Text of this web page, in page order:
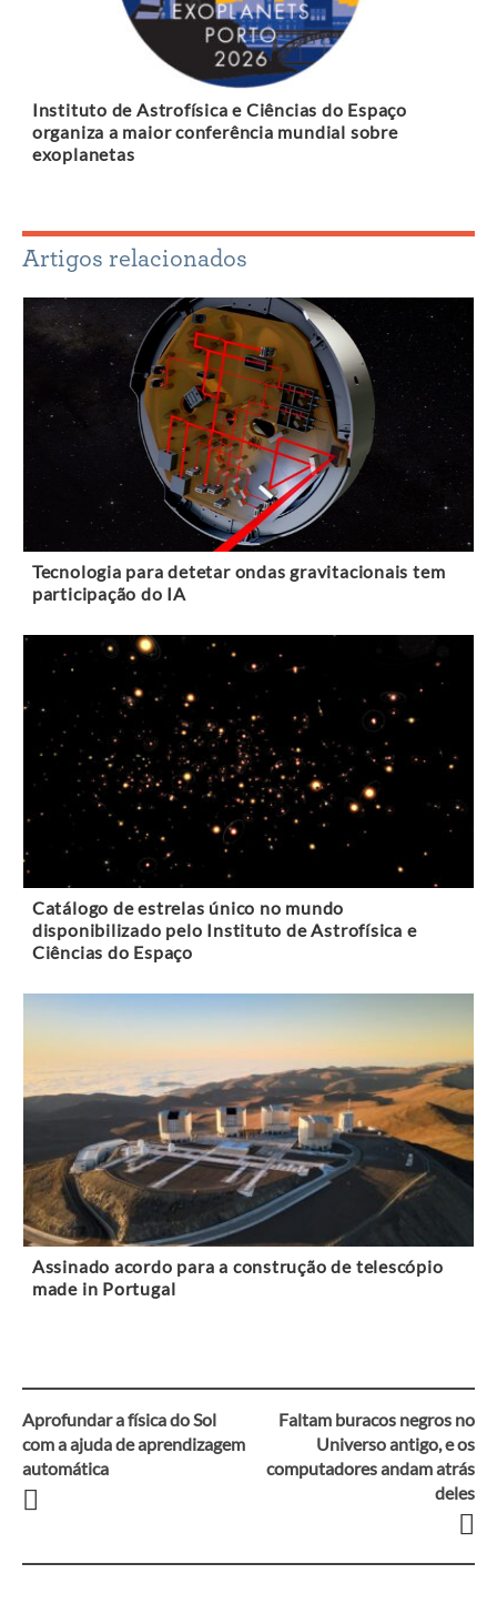
Instituto de Astrofísica e Ciências do Espaço
organiza a maior conferência mundial sobre
exoplanetas
Artigos relacionados
Tecnologia para detetar ondas gravitacionais tem
participação do IA
Catálogo de estrelas único no mundo
disponibilizado pelo Instituto de Astrofísica e
Ciências do Espaço
Assinado acordo para a construção de telescópio
made in Portugal
Navegação
entre
Aprofundar a física do Sol
com a ajuda de aprendizagem
automática
Faltam buracos negros no
Universo antigo, e os
computadores andam atrás
deles